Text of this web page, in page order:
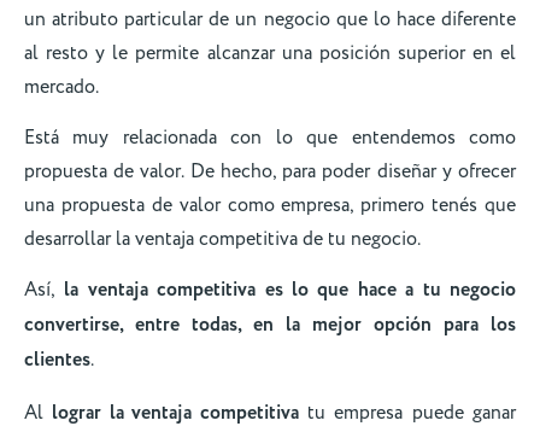
un atributo particular de un negocio que lo hace diferente
al resto y le permite alcanzar una posición superior en el
mercado.
Está muy relacionada con lo que entendemos como
propuesta de valor. De hecho, para poder diseñar y ofrecer
una propuesta de valor como empresa, primero tenés que
desarrollar la ventaja competitiva de tu negocio.
Así, la ventaja competitiva es lo que hace a tu negocio
convertirse, entre todas, en la mejor opción para los
clientes.
Al lograr la ventaja competitivatu empresa puede ganar